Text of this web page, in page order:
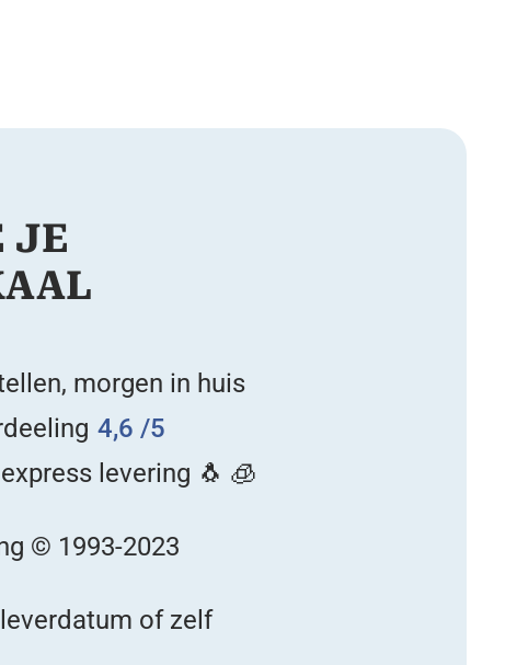
JE
morgen in huis
4,6 /5
levering 🐧 🧊
© 1993-2023
of zelf